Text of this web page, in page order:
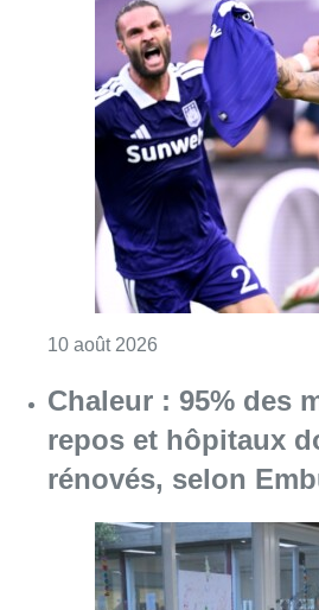
10 août 2026
Chaleur : 95% des
repos et hôpitaux
rénovés, selon